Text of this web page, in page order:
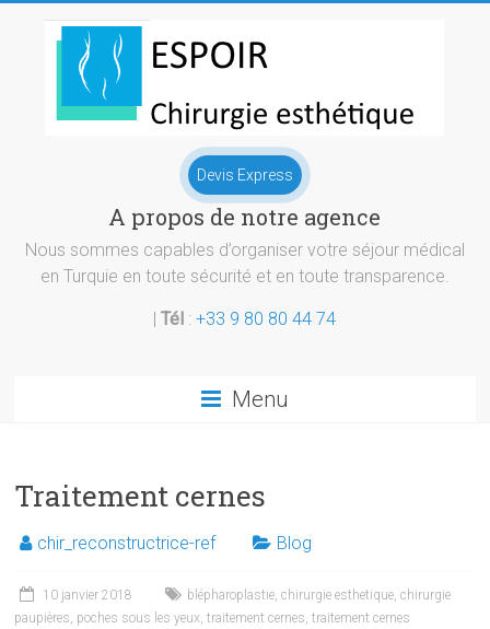
Chirurgie
esthetique
Turquie
Devis Express
A propos de notre agence
Nous sommes capables d’organiser votre séjour médical
en Turquie en toute sécurité et en toute transparence.
|Tél :+33 9 80 80 44 74
Menu
Traitement cernes
chir_reconstructrice-ref Blog
10 janvier 2018 blépharoplastie,chirurgie esthetique,chirurgie
paupières, poches sous les yeux,traitement cernes,traitement cernes